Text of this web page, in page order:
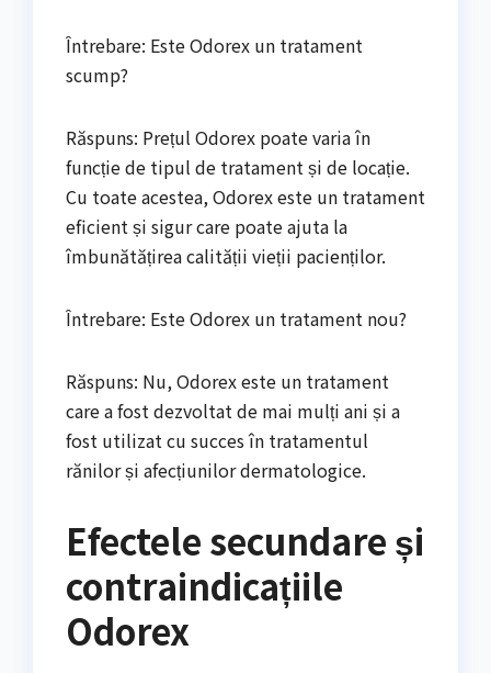
Întrebare: Este Odorex un tratament
scump?
Răspuns: Prețul Odorex poate varia în
funcție de tipul de tratament și de locație.
Cu toate acestea, Odorex este un tratament
eficient și sigur care poate ajuta la
îmbunătățirea calității vieții pacienților.
Întrebare: Este Odorex un tratament nou?
Răspuns: Nu, Odorex este un tratament
care a fost dezvoltat de mai mulți ani și a
fost utilizat cu succes în tratamentul
rănilor și afecțiunilor dermatologice.
Efectele secundare și
contraindicațiile
Odorex